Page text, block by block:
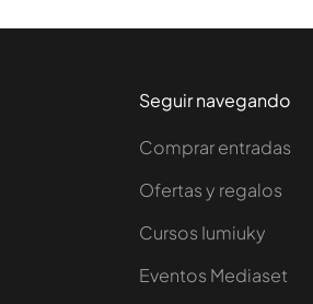
Seguir navegando
Comprar entradas
Ofertas y regalos
Cursos Iumiuky
Eventos Mediaset